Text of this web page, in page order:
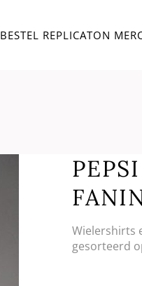
BESTEL REPLICATON
Wielershirts
gesorteerd